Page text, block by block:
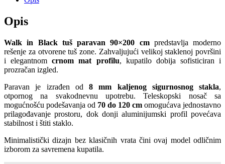
Opis
Walk in Black tuš paravan 90×200 cmpredstavlja moderno
rešenje za otvorene tuš zone. Zahvaljujući velikoj staklenoj površini
i elegantnomcrnom mat profilu, kupatilo dobija sofisticiran i
prozračan izgled.
Paravan je izrađen od 8 mm kaljenog sigurnosnog stakla,
otpornog na svakodnevnu upotrebu. Teleskopski nosač sa
mogućnošću podešavanja od 70 do 120 cm omogućava jednostavno
prilagođavanje prostoru, dok donji aluminijumski profil povećava
stabilnost i štiti staklo.
Minimalistički dizajn bez klasičnih vrata čini ovaj model odličnim
izborom za savremena kupatila.